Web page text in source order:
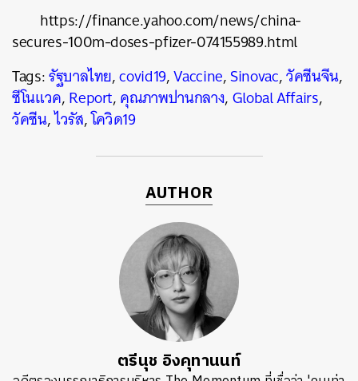
https://finance.yahoo.com/news/china-
secures-100m-doses-pfizer-074155989.html
Tags:รัฐบาลไทย,covid19,Vaccine,Sinovac,วัคซีนจีน,
ซีโนแวค,Report,คุณภาพปานกลาง,Global Affairs,
วัคซีน,ไวรัส,โควิด19
AUTHOR
ตรีนุช อิงคุทานนท์